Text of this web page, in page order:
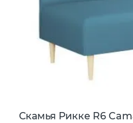
Скамья Рикке R6